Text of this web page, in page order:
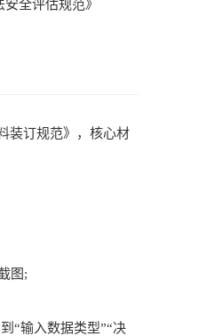
全评估规范》
装订规范》，核心材
图;
“输入数据类型”“决